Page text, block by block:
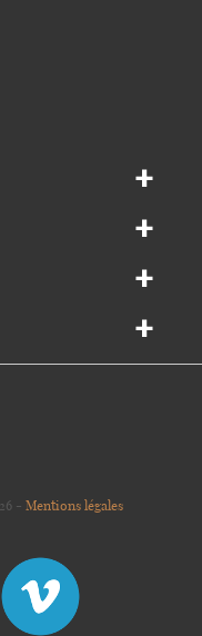
+
+
+
+
- Mentions légales